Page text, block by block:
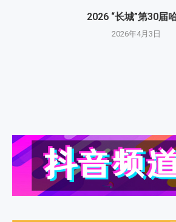
2026 “长城”第30届
2026年4月3日